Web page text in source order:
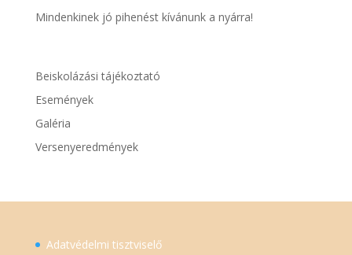
Mindenkinek jó pihenést kívánunk a nyárra!
Beiskolázási tájékoztató
Események
Galéria
Versenyeredmények
Adatvédelmi tisztviselő